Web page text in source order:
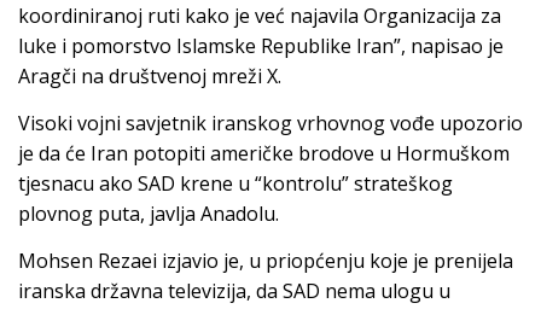
koordiniranoj ruti kako je već najavila Organizacija za
luke i pomorstvo Islamske Republike Iran”, napisao je
Aragči na društvenoj mreži X.
Visoki vojni savjetnik iranskog vrhovnog vođe upozorio
je da će Iran potopiti američke brodove u Hormuškom
tjesnacu ako SAD krene u “kontrolu” strateškog
plovnog puta, javlja Anadolu.
Mohsen Rezaei izjavio je, u priopćenju koje je prenijela
iranska državna televizija, da SAD nema ulogu u